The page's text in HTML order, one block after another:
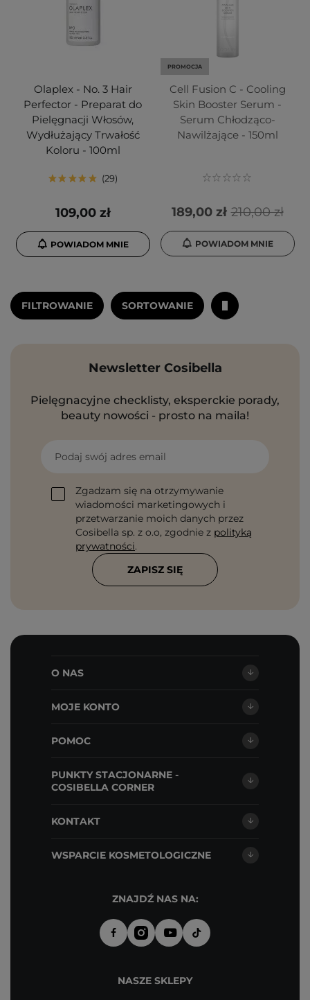
Olaplex - No. 3 Hair
Perfector - Preparat do
Pielęgnacji Włosów,
Wydłużający Trwałość
Koloru - 100ml
29
109,00 zł
POWIADOM MNIE
PROMOCJA
Cell Fusion C - Cooling
Skin Booster Serum -
Serum Chłodząco-
Nawilżające - 150ml
210,00 zł
189,00 zł
POWIADOM MNIE
FILTROWANIE SORTOWANIE
Newsletter Cosibella
Pielęgnacyjne checklisty, eksperckie porady,
beauty nowości - prosto na maila!
Podaj swój adres email
Zgadzam się na otrzymywanie
wiadomości marketingowych i
przetwarzanie moich danych przez
Cosibella sp. z o.o, zgodnie z polityką
prywatności.
ZAPISZ SIĘ
O NAS
MOJE KONTO
POMOC
PUNKTY STACJONARNE -
COSIBELLA CORNER
KONTAKT
WSPARCIE KOSMETOLOGICZNE
ZNAJDŹ NAS NA:
NASZE SKLEPY